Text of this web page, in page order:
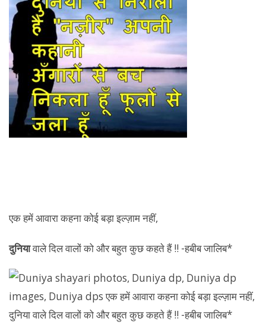
एक हमें आवारा कहना कोई बड़ा इल्ज़ाम नहीं,
दुनियावाले दिल वालों को और बहुत कुछ कहते हैं !! -हबीब जालिब*